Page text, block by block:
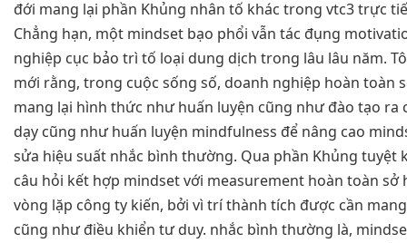
đới mang lại phần Khủng nhân tố khác trong vtc3 trực
Chẳng hạn, một mindset bạo phổi vẫn tác đụng
nghiệp cục bảo trì tố loại dung dịch trong lâu lâu năm.
mới rằng, trong cuộc sống số, doanh nghiệp hoàn toàn
mang lại hình thức như huấn luyện cũng như đào tạo ra
dạy cũng như huấn luyện mindfulness để nâng cao
sửa hiệu suất nhắc bình thường. Qua phần Khủng tuyệt
câu hỏi kết hợp mindset với measurement hoàn toàn sở
vòng lặp công ty kiến, bởi vì trí thành tích được cần
cũng như điều khiển tư duy. nhắc bình thường là,